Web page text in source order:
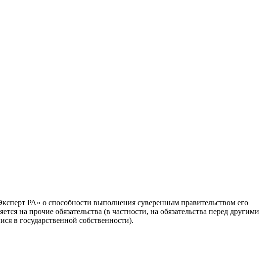
РА» о способности выполнения суверенным правительством его
на прочие обязательства (в частности, на обязательства перед другими
в государственной собственности).